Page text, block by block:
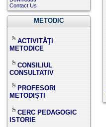
Contact Us
METODIC
ACTIVITĂŢI
METODICE
CONSILIUL
CONSULTATIV
PROFESORI
METODIŞTI
CERC PEDAGOGIC
ISTORIE